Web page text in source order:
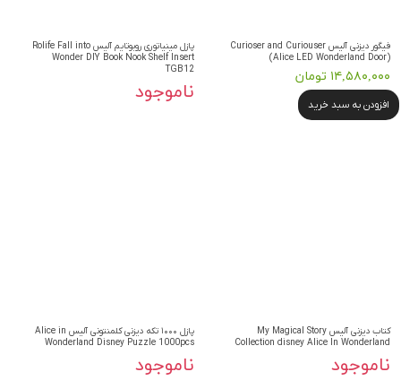
فیگور دیزنی آلیس Curioser and Curiouser
(Alice LED Wonderland Door)
۱۴,۵۸۰,۰۰۰ تومان
افزودن به سبد خرید
پازل مينياتوری روبوتايم آلیس Rolife Fall into
Wonder DIY Book Nook Shelf Insert
TGB12
ناموجود
کتاب دیزنی آلیس My Magical Story
Collection disney Alice In Wonderland
ناموجود
پازل ۱۰۰۰ تکه دیزنی کلمنتونی آلیس Alice in
Wonderland Disney Puzzle 1000pcs
ناموجود